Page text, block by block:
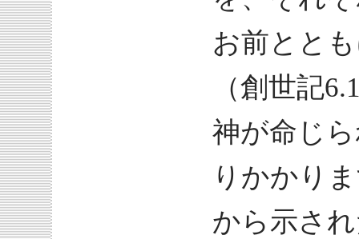
お前とと
（創世記
神が命じ
りかかり
から示さ